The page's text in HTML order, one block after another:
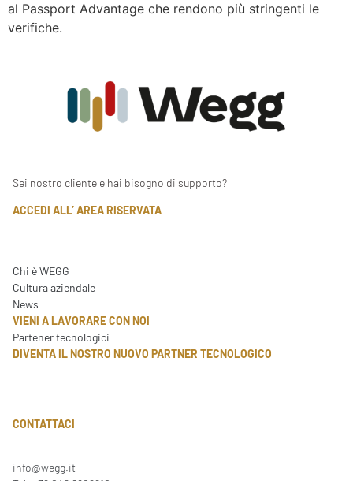
al Passport Advantage che rendono più stringenti le
verifiche.
Sei nostro cliente e hai bisogno di supporto?
ACCEDI ALL’ AREA RISERVATA
Chi è WEGG
Cultura aziendale
News
VIENI A LAVORARE CON NOI
Partener tecnologici
DIVENTA IL NOSTRO NUOVO PARTNER TECNOLOGICO
CONTATTACI
info@wegg.it